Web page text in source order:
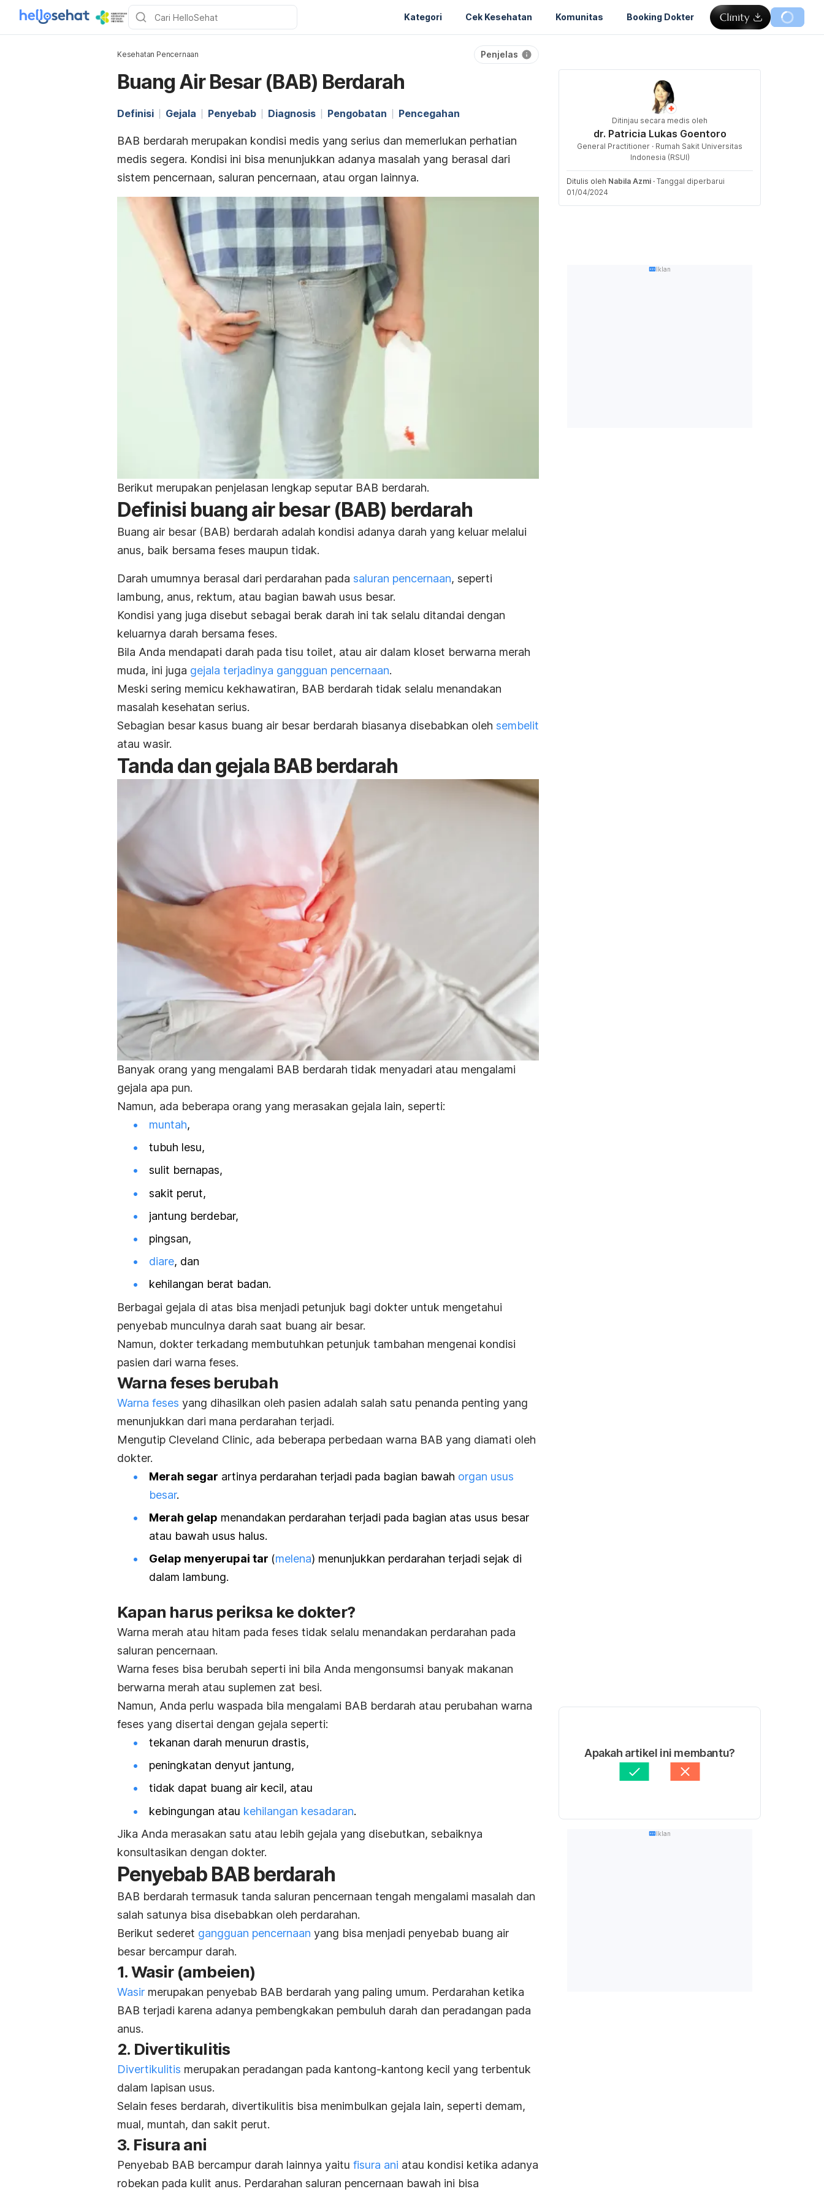
Kategori Cek Kesehatan Komunitas Booking Dokter
Kesehatan Pencernaan Penjelas
Buang Air Besar (BAB) Berdarah
Definisi Gejala Penyebab Diagnosis Pengobatan Pencegahan
BAB berdarah merupakan kondisi medis yang serius dan memerlukan perhatian
medis segera. Kondisi ini bisa menunjukkan adanya masalah yang berasal dari
sistem pencernaan, saluran pencernaan, atau organ lainnya.
Berikut merupakan penjelasan lengkap seputar BAB berdarah.
Definisi buang air besar (BAB) berdarah
Buang air besar (BAB) berdarah adalah kondisi adanya darah yang keluar melalui
anus, baik bersama feses maupun tidak.
Darah umumnya berasal dari perdarahan pada saluran pencernaan, seperti
lambung, anus, rektum, atau bagian bawah usus besar.
Kondisi yang juga disebut sebagai berak darah ini tak selalu ditandai dengan
keluarnya darah bersama feses.
Bila Anda mendapati darah pada tisu toilet, atau air dalam kloset berwarna merah
muda, ini juga gejala terjadinya gangguan pencernaan.
Meski sering memicu kekhawatiran, BAB berdarah tidak selalu menandakan
masalah kesehatan serius.
Sebagian besar kasus buang air besar berdarah biasanya disebabkan oleh sembelit
atau wasir.
Tanda dan gejala BAB berdarah
Banyak orang yang mengalami BAB berdarah tidak menyadari atau mengalami
gejala apa pun.
Namun, ada beberapa orang yang merasakan gejala lain, seperti:
muntah,
tubuh lesu,
sulit bernapas,
sakit perut,
jantung berdebar,
pingsan,
diare, dan
kehilangan berat badan.
Berbagai gejala di atas bisa menjadi petunjuk bagi dokter untuk mengetahui
penyebab munculnya darah saat buang air besar.
Namun, dokter terkadang membutuhkan petunjuk tambahan mengenai kondisi
pasien dari warna feses.
Warna feses berubah
Warna feses yang dihasilkan oleh pasien adalah salah satu penanda penting yang
menunjukkan dari mana perdarahan terjadi.
Mengutip Cleveland Clinic, ada beberapa perbedaan warna BAB yang diamati oleh
dokter.
Merah segar artinya perdarahan terjadi pada bagian bawah organ usus
besar.
Merah gelap menandakan perdarahan terjadi pada bagian atas usus besar
atau bawah usus halus.
Gelap menyerupai tar (melena) menunjukkan perdarahan terjadi sejak di
dalam lambung.
Kapan harus periksa ke dokter?
Warna merah atau hitam pada feses tidak selalu menandakan perdarahan pada
saluran pencernaan.
Warna feses bisa berubah seperti ini bila Anda mengonsumsi banyak makanan
berwarna merah atau suplemen zat besi.
Namun, Anda perlu waspada bila mengalami BAB berdarah atau perubahan warna
feses yang disertai dengan gejala seperti:
tekanan darah menurun drastis,
peningkatan denyut jantung,
tidak dapat buang air kecil, atau
kebingungan atau kehilangan kesadaran.
Jika Anda merasakan satu atau lebih gejala yang disebutkan, sebaiknya
konsultasikan dengan dokter.
Penyebab BAB berdarah
BAB berdarah termasuk tanda saluran pencernaan tengah mengalami masalah dan
salah satunya bisa disebabkan oleh perdarahan.
Berikut sederet gangguan pencernaan yang bisa menjadi penyebab buang air
besar bercampur darah.
1. Wasir (ambeien)
Wasir merupakan penyebab BAB berdarah yang paling umum. Perdarahan ketika
BAB terjadi karena adanya pembengkakan pembuluh darah dan peradangan pada
anus.
2. Divertikulitis
Divertikulitis merupakan peradangan pada kantong-kantong kecil yang terbentuk
dalam lapisan usus.
Selain feses berdarah, divertikulitis bisa menimbulkan gejala lain, seperti demam,
mual, muntah, dan sakit perut.
3. Fisura ani
Penyebab BAB bercampur darah lainnya yaitu fisura ani atau kondisi ketika adanya
robekan pada kulit anus. Perdarahan saluran pencernaan bawah ini bisa
Ditinjau secara medis oleh
dr. Patricia Lukas Goentoro
General Practitioner · Rumah Sakit Universitas
Indonesia (RSUI)
Ditulis oleh Nabila Azmi · Tanggal diperbarui
01/04/2024
Iklan
Apakah artikel ini membantu?
Iklan